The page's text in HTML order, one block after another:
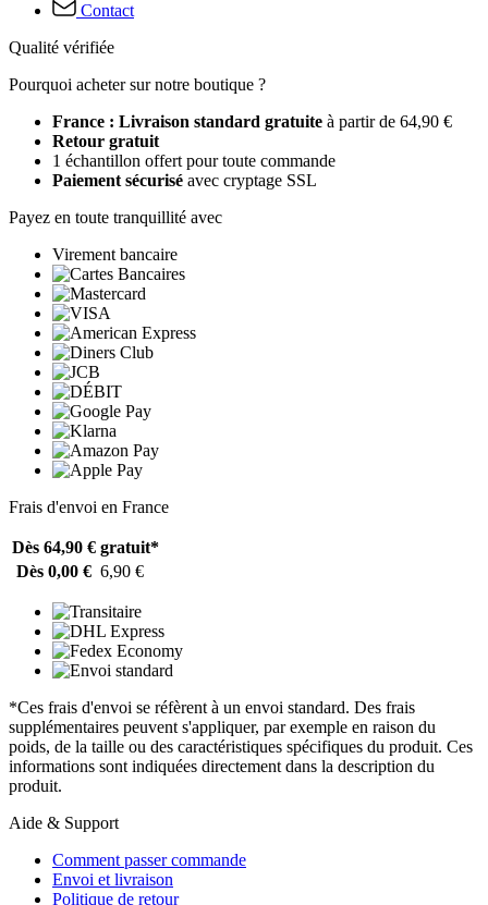
Contact
Qualité vérifiée
Pourquoi acheter sur notre boutique ?
France : Livraison standard gratuite à partir de 64,90 €
Retour gratuit
1 échantillon offert pour toute commande
Paiement sécurisé avec cryptage SSL
Payez en toute tranquillité avec
Virement bancaire
Frais d'envoi en France
Dès 64,90 € gratuit*
Dès 0,00 € 6,90 €
*Ces frais d'envoi se réfèrent à un envoi standard. Des frais
supplémentaires peuvent s'appliquer, par exemple en raison du
poids, de la taille ou des caractéristiques spécifiques du produit. Ces
informations sont indiquées directement dans la description du
produit.
Aide & Support
Comment passer commande
Envoi et livraison
Politique de retour